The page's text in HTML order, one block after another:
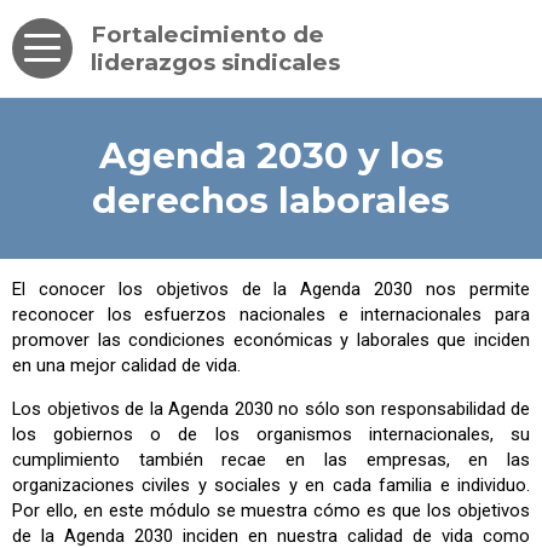
Fortalecimiento de
liderazgos sindicales
Agenda 2030 y los
derechos laborales
El conocer los objetivos de la Agenda 2030 nos permite
reconocer los esfuerzos nacionales e internacionales para
promover las condiciones económicas y laborales que inciden
en una mejor calidad de vida.
Los objetivos de la Agenda 2030 no sólo son responsabilidad de
los gobiernos o de los organismos internacionales, su
cumplimiento también recae en las empresas, en las
organizaciones civiles y sociales y en cada familia e individuo.
Por ello, en este módulo se muestra cómo es que los objetivos
de la Agenda 2030 inciden en nuestra calidad de vida como